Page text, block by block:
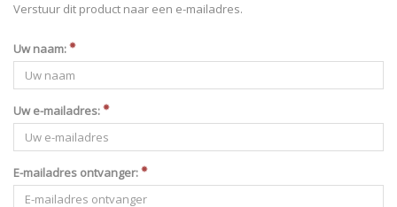
Verstuur dit product naar een e-mailadres.
Uw naam:
Uw e-mailadres:
E-mailadres ontvanger: